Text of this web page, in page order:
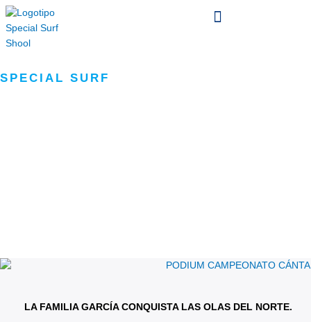
contenido
SPECIAL SURF
LA FAMILIA GARCÍA CONQUISTA LAS OLAS DEL NORTE.
PáginaPáginaPágina